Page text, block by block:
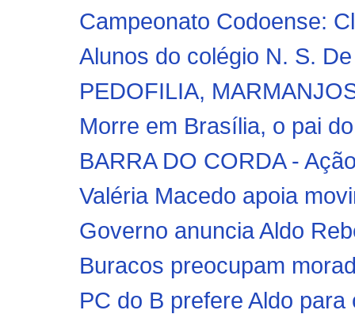
Campeonato Codoense:
Alunos do colégio N. S.
PEDOFILIA,
Morre em Brasília, o pai
BARRA DO CORDA -
Valéria Macedo apoia
Governo anuncia Aldo
Buracos preocupam
PC do B prefere Aldo